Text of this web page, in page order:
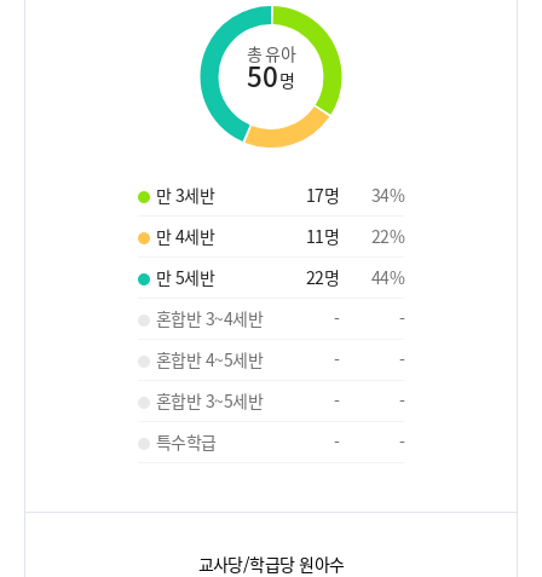
총 유아
50명
만 3세반 17명 34%
만 4세반
11명 22%
만 5세반
22명 44%
혼합반 3~4세반
-
-
혼합반 4~5세반
-
-
혼합반 3~5세반
-
-
특수학급
- -
교사당/학급당 원아수